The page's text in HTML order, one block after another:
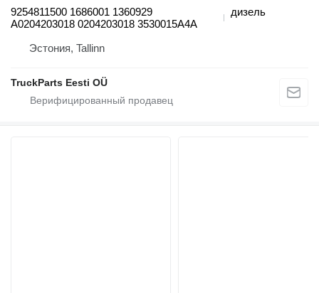
9254811500 1686001 1360929
A0204203018 0204203018 3530015A4A
дизель
Эстония, Tallinn
TruckParts Eesti OÜ